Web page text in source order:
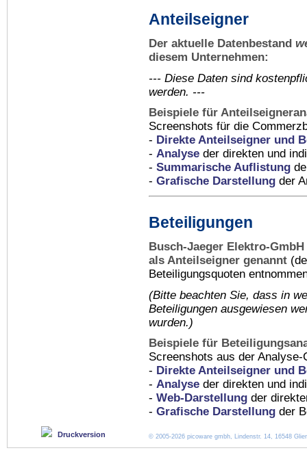
Anteilseigner
Der aktuelle Datenbestand
diesem Unternehmen:
--- Diese Daten sind
werden. ---
Beispiele für
Screenshots für die
- Direkte Anteilseigner und
- Analyse der direkten und
- Summarische Auflistung
- Grafische Darstellung der
Beteiligungen
Busch-Jaeger Elektro-
als Anteilseigner genannt
Beteiligungsquoten
(Bitte beachten Sie, dass in
Beteiligungen ausgewiesen
wurden.)
Beispiele für
Screenshots aus der Analyse-
- Direkte Anteilseigner und
- Analyse der direkten und
- Web-Darstellung der
- Grafische Darstellung der
Druckversion © 2005-2026 picoware gmbh, Lindenstr. 14, 16548